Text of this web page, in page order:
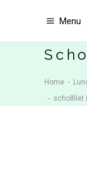
Menu
Home -
- scholfilet